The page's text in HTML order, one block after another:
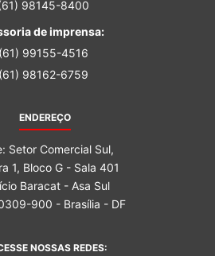
98145-8400
de imprensa:
99155-4516
98162-6759
ENDEREÇO
Setor Comercial Sul,
1, Bloco G - Sala 401
Baracat - Asa Sul
900 - Brasília - DF
NOSSAS REDES: